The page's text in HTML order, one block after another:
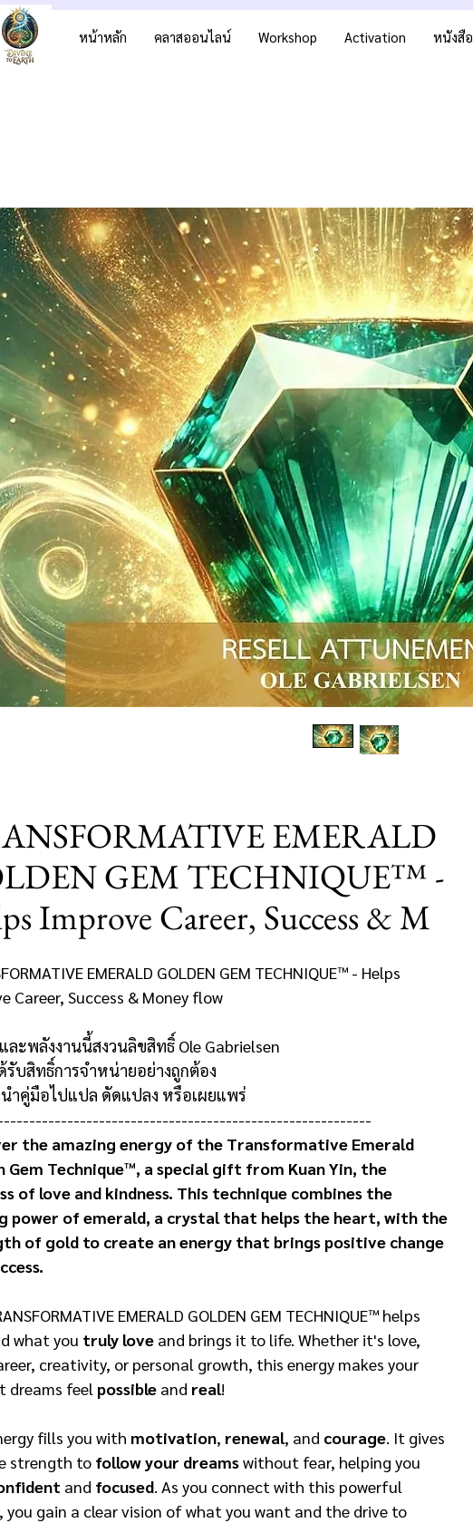
หน้าหลัก คลาสออนไลน์ Workshop Activation หนังสือ
EMERALD
GEM TECHNIQUE™ -
Improve Career, Success & M
EMERALD GOLDEN GEM TECHNIQUE™ - Helps
Career, Success & Money flow
ละพลังงานนี้สงวนลิขสิทธิ์ Ole Gabrielsen
รับสิทธิ์การจำหน่ายอย่างถูกต้อง
ำคู่มือไปแปล ดัดแปลง หรือเผยแพร่
the amazing energy of the Transformative Emerald
Gem Technique™, a special gift from Kuan Yin, the
of love and kindness. This technique combines the
power of emerald, a crystal that helps the heart, with the
of gold to create an energy that brings positive change
EMERALD GOLDEN GEM TECHNIQUE™ helps
what you truly love and brings it to life. Whether it's love,
creativity, or personal growth, this energy makes your
dreams feel possible and real!
fills you with motivation, renewal, and courage . It gives
strength to follow your dreamswithout fear, helping you
and focused . As you connect with this powerful
you gain a clear vision of what you want and the drive to